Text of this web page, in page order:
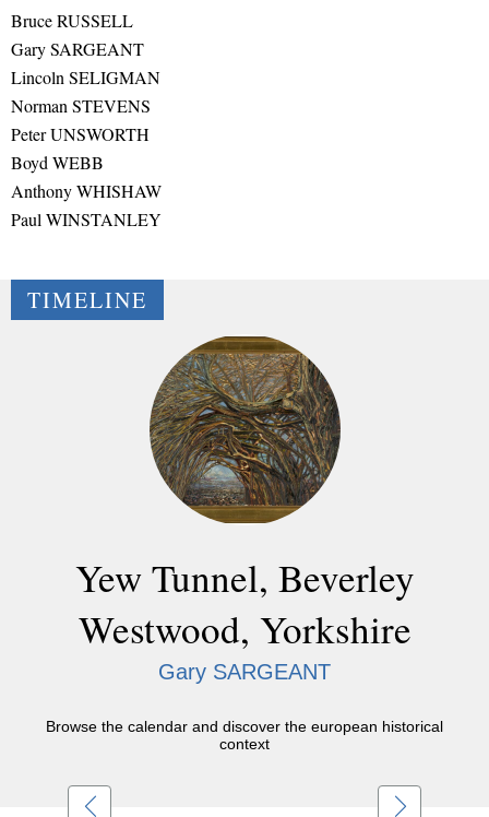
Bruce RUSSELL
Gary SARGEANT
Lincoln SELIGMAN
Norman STEVENS
Peter UNSWORTH
Boyd WEBB
Anthony WHISHAW
Paul WINSTANLEY
TIMELINE
Yew Tunnel, Beverley
Westwood, Yorkshire
Gary SARGEANT
Browse the calendar and discover the european historical
context